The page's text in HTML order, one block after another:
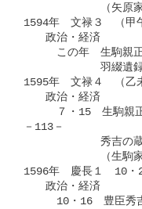
（矢原家文
1594年　文禄３　（甲
政治・経済
この年　生駒親正，
羽綴遺録」
1595年　文禄４　（乙
政治・経済
７・15　生駒親正
－113－
秀吉の蔵入地の
（生駒家宝
1596年　慶長１　10・
政治・経済
10・16　豊臣秀吉